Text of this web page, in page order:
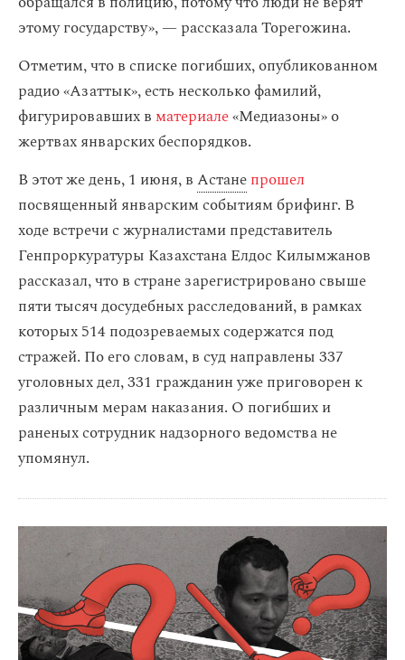
этому государству», — рассказала Торегожина.
Отметим, что в списке погибших, опубликованном
радио «Азаттык», есть несколько фамилий,
фигурировавших в материале«Медиазоны» о
жертвах январских беспорядков.
В этот же день, 1 июня, вАстанепрошел
посвященный январским событиям брифинг. В
ходе встречи с журналистами представитель
Генпроркуратуры Казахстана Елдос Килымжанов
рассказал, что в стране зарегистрировано свыше
пяти тысяч досудебных расследований, в рамках
которых 514 подозреваемых содержатся под
стражей. По его словам, в суд направлены 337
уголовных дел, 331 гражданин уже приговорен к
различным мерам наказания. О погибших и
раненых сотрудник надзорного ведомства не
упомянул.